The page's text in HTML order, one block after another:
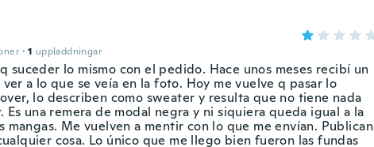
· 1 uppladdningar
suceder lo mismo con el pedido. Hace unos meses recibí un
a lo que se veía en la foto. Hoy me vuelve q pasar lo
lo describen como sweater y resulta que no tiene nada
Es una remera de modal negra y ni siquiera queda igual a la
Me vuelven a mentir con lo que me envían. Publican
cosa. Lo único que me llego bien fueron las fundas